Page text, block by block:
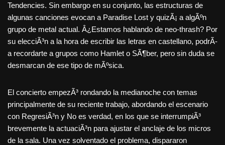
Tendencies. Sin embargo en su conjunto, las estructuras de
algunas canciones evocan a Paradise Lost y quizÃ¡ a algÃºn
grupo de metal actual. Â¿Estamos hablando de neo-thrash? Por
su elecciÃ³n a la hora de escribir las letras en castellano, podrÃ­
a recordarte a grupos como Hamlet o SÃ¶ber, pero sin duda se
desmarcan de ese tipo de mÃºsica.
El concierto empezÃ³ rondando la medianoche con temas
principalmente de su reciente trabajo, abordando el escenario
con RegresiÃ³n y No es verdad, en los que se interrumpiÃ³
brevemente la actuaciÃ³n para ajustar el anclaje de los micros
de la sala. Una vez solventado el problema, dispararon